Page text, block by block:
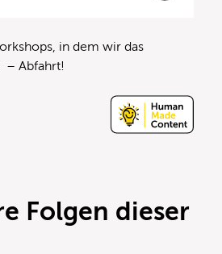
in dem wir das
– Abfahrt!
Folgen dieser